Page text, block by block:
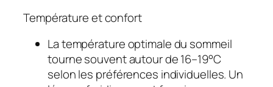
Température et confort
La température optimale du sommeil
tourne souvent autour de 16–19°C
selon les préférences individuelles. Un